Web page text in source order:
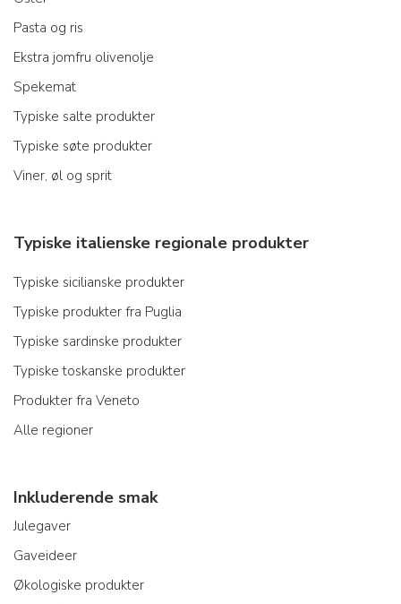
Pasta og ris
Ekstra jomfru olivenolje
Spekemat
Typiske salte produkter
Typiske søte produkter
Viner, øl og sprit
Typiske italienske regionale produkter
Typiske sicilianske produkter
Typiske produkter fra Puglia
Typiske sardinske produkter
Typiske toskanske produkter
Produkter fra Veneto
Alle regioner
Inkluderende smak
Julegaver
Gaveideer
Økologiske produkter